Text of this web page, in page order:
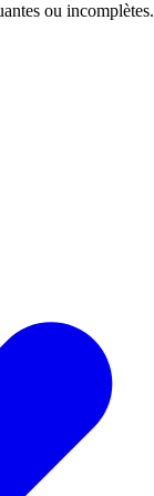
ou incomplètes.